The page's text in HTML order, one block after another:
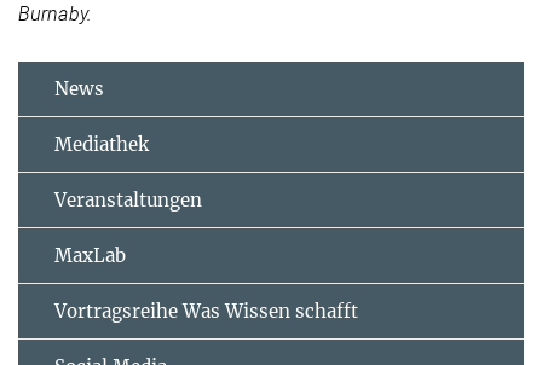
Burnaby.
News
Mediathek
Veranstaltungen
MaxLab
Vortragsreihe Was Wissen schafft